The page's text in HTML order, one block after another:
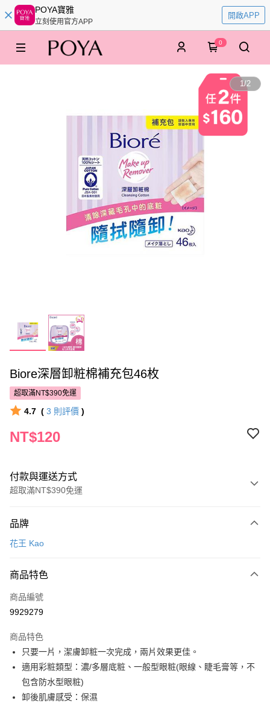
POYA寶雅
立刻使用官方APP
開啟APP
0
1/2
Biore深層卸粧棉補充包46枚
超取滿NT$390免運
4.7 ( 3 則評價 )
NT$120
付款與運送方式
超取滿NT$390免運
POYA支付
超商取貨付款
LINE Pay
街口支付
悠遊付
Google Pay
品牌
花王 Kao
商品特色
商品編號
9929279
商品特色
只要一片，潔膚卸粧一次完成，兩片效果更佳。
適用彩粧類型：濃/多層底粧、一般型眼粧(眼線、睫毛膏等，不
包含防水型眼粧)
卸後肌膚感受：保濕